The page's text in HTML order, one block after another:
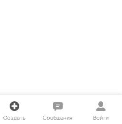
Создать Сообщения Войти